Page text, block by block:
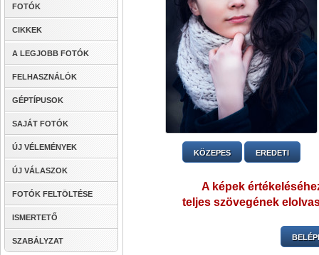
FOTÓK
CIKKEK
A LEGJOBB FOTÓK
FELHASZNÁLÓK
GÉPTÍPUSOK
SAJÁT FOTÓK
ÚJ VÉLEMÉNYEK
ÚJ VÁLASZOK
FOTÓK FELTÖLTÉSE
ISMERTETŐ
SZABÁLYZAT
KÖZEPES EREDETI
A képek
teljes szövegének